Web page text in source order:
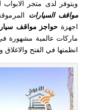
ويتوفر لدى متجر الابواب
مواقف السيارات
اجهزة حواجز مواقف
ماركات عالمية مشهورة
انظمتها في الفتح والاغلاق